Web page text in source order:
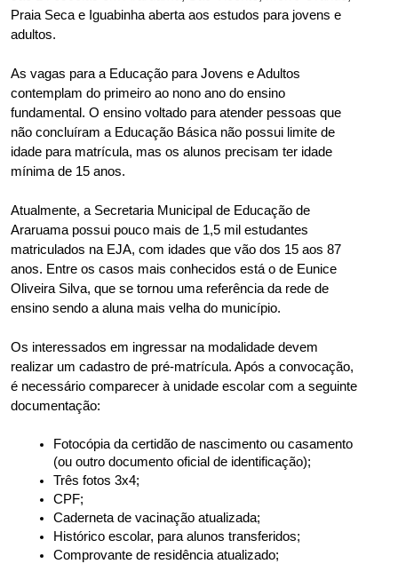
Praia Seca e Iguabinha aberta aos estudos para jovens e
adultos.
As vagas para a Educação para Jovens e Adultos
contemplam do primeiro ao nono ano do ensino
fundamental. O ensino voltado para atender pessoas que
não concluíram a Educação Básica não possui limite de
idade para matrícula, mas os alunos precisam ter idade
mínima de 15 anos.
Atualmente, a Secretaria Municipal de Educação de
Araruama possui pouco mais de 1,5 mil estudantes
matriculados na EJA, com idades que vão dos 15 aos 87
anos. Entre os casos mais conhecidos está o de Eunice
Oliveira Silva, que se tornou uma referência da rede de
ensino sendo a aluna mais velha do município.
Os interessados em ingressar na modalidade devem
realizar um cadastro de pré-matrícula. Após a convocação,
é necessário comparecer à unidade escolar com a seguinte
documentação:
Fotocópia da certidão de nascimento ou casamento
(ou outro documento oficial de identificação);
Três fotos 3x4;
CPF;
Caderneta de vacinação atualizada;
Histórico escolar, para alunos transferidos;
Comprovante de residência atualizado;